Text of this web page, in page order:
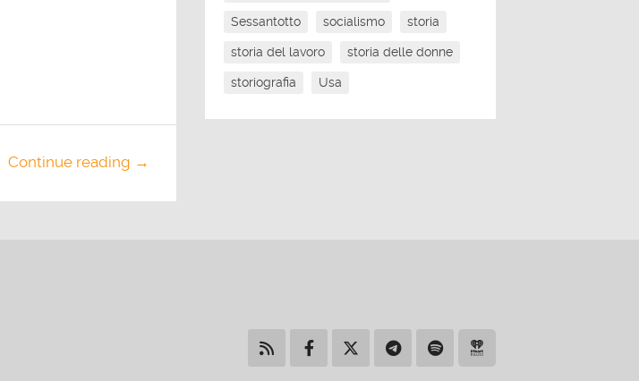
Continue reading →
Sessantotto socialismo storia
storia del lavoro storia delle donne
storiografia Usa